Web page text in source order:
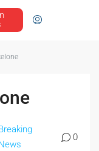
0